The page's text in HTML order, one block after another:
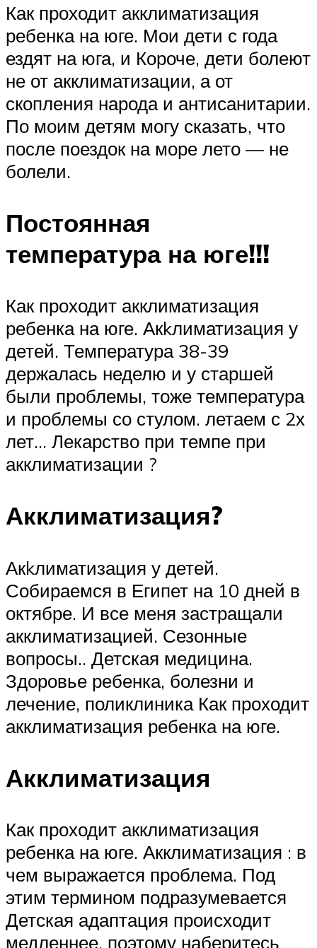
Как проходит акклиматизация
ребенка на юге. Мои дети с года
ездят на юга, и Короче, дети болеют
не от акклиматизации, а от
скопления народа и антисанитарии.
По моим детям могу сказать, что
после поездок на море лето — не
болели.
Постоянная
температура на юге!!!
Как проходит акклиматизация
ребенка на юге. Акkлиматизация у
детей. Температура 38-39
держалась неделю и у старшей
были проблемы, тоже температура
и проблемы со стулом. летаем с 2х
лет… Лекарство при темпе при
акклиматизации ?
Акклиматизация?
Акkлиматизация у детей.
Собираемся в Египет на 10 дней в
октябре. И все меня застращали
акклиматизацией. Сезонные
вопросы.. Детская медицина.
Здоровье ребенка, болезни и
лечение, поликлиника Как проходит
акклиматизация ребенка на юге.
Акклиматизация
Как проходит акклиматизация
ребенка на юге. Акклиматизация : в
чем выражается проблема. Под
этим термином подразумевается
Детская адаптация происходит
медленнее, поэтому наберитесь